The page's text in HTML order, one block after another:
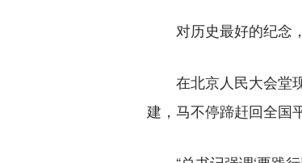
对历史最好的纪念，
在北京人民大会堂现
建，马不停蹄赶回全国